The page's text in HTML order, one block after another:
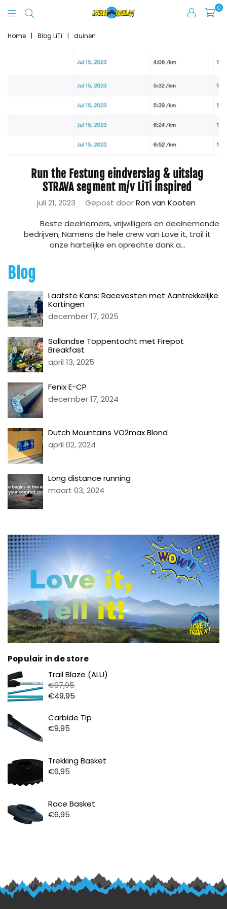
It
Trail
0
Home | Blog LiTi | duinen
Run the Festung eindverslag & uitslag
STRAVA segment m/v LiTi inspired
juli 21, 2023 Gepost doorRon van Kooten
Beste deelnemers, vrijwilligers en deelnemende
bedrijven, Namens de hele crew van Love it, trail it
onze hartelijke en oprechte dank a...
Blog
Laatste Kans: Racevesten met Aantrekkelijke
Kortingen
december 17, 2025
Sallandse Toppentocht met Firepot
Breakfast
april 13, 2025
Fenix E-CP
december 17, 2024
Dutch Mountains VO2max Blond
april 02, 2024
Long distance running
maart 03, 2024
Populair in de store
Trail Blaze (ALU)
€97,95
€49,95
Carbide Tip
€9,95
Trekking Basket
€6,95
Race Basket
€6,95